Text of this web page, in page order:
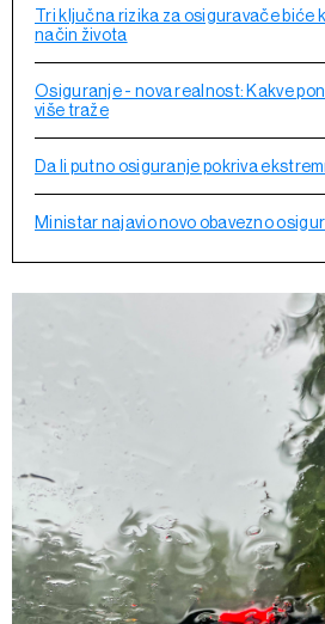
Tri ključna rizika za osiguravače biće
način života
Osiguranje - nova realnost: Kakve
više traže
Da li putno osiguranje pokriva
Ministar najavio novo obavezno